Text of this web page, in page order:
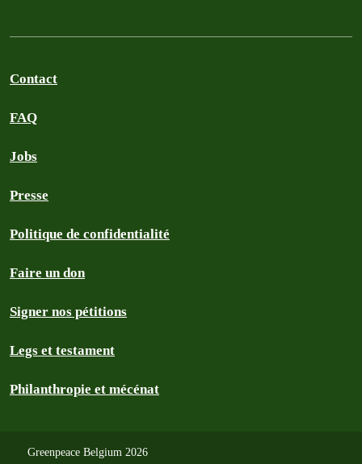
Contact
FAQ
Jobs
Presse
Politique de confidentialité
Faire un don
Signer nos pétitions
Legs et testament
Philanthropie et mécénat
Greenpeace Belgium 2026